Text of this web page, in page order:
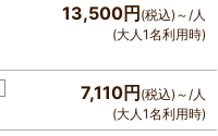
13,500円(税込)～/人
(大人1名利用時)
7,110円(税込)～/人
(大人1名利用時)